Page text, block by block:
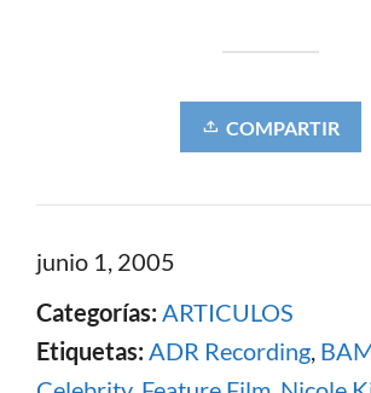
COMPARTIR
junio 1, 2005
Categorías: ARTICULOS
Etiquetas: ADR Recording,